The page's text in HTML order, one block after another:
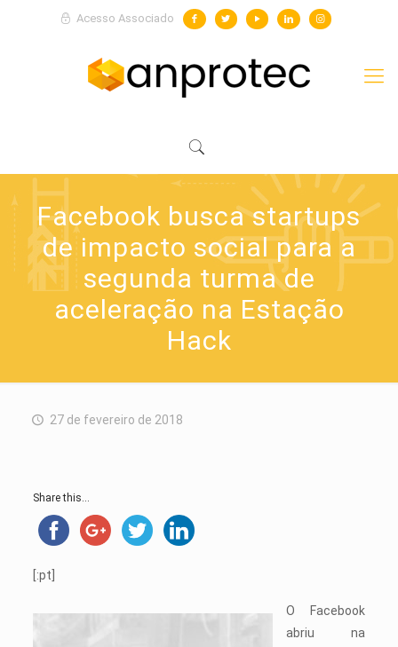
Acesso Associado
Facebook busca startups
de impacto social para a
segunda turma de
aceleração na Estação
Hack
27 de fevereiro de 2018
Share this...
[:pt]
O Facebook
abriu na